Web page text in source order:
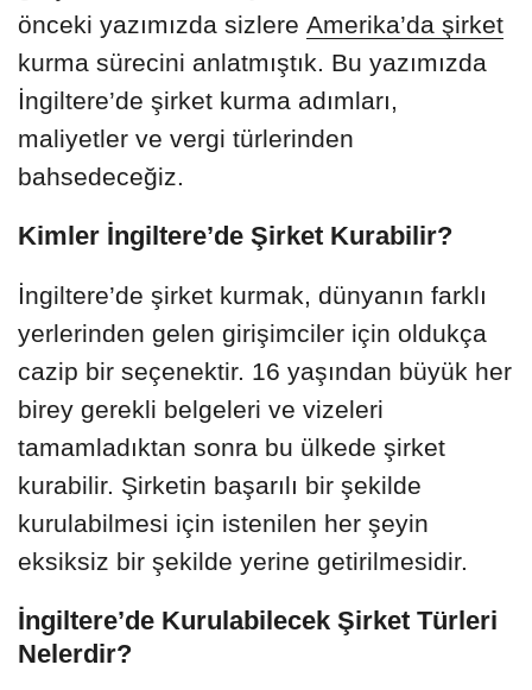
önceki yazımızda sizlere Amerika’da şirket
kurma sürecini anlatmıştık. Bu yazımızda
İngiltere’de şirket kurma adımları,
maliyetler ve vergi türlerinden
bahsedeceğiz.
Kimler İngiltere’de Şirket Kurabilir?
İngiltere’de şirket kurmak, dünyanın farklı
yerlerinden gelen girişimciler için oldukça
cazip bir seçenektir. 16 yaşından büyük her
birey gerekli belgeleri ve vizeleri
tamamladıktan sonra bu ülkede şirket
kurabilir. Şirketin başarılı bir şekilde
kurulabilmesi için istenilen her şeyin
eksiksiz bir şekilde yerine getirilmesidir.
İngiltere’de Kurulabilecek Şirket Türleri
Nelerdir?